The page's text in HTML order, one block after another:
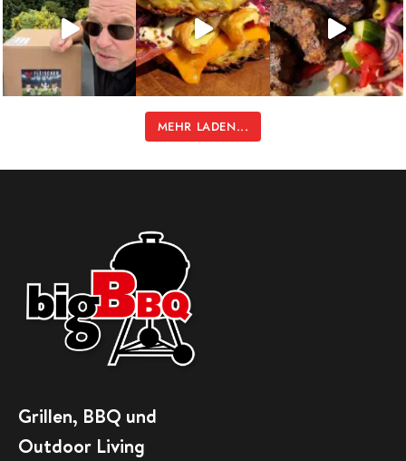
MEHR LADEN...
Grillen, BBQ und
Outdoor Living